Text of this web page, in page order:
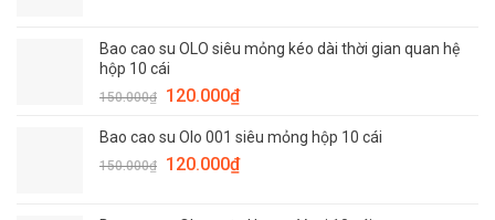
25.000₫.là:
Bao cao su OLO siêu mỏng kéo dài thời gian quan hệ
hộp 10 cái
150.000₫
Giá
là:
150.000₫.
120.000₫Giá
tại
là:
Bao cao su Olo 001 siêu mỏng hộp 10 cái
150.000₫
Giá
120.000₫Giá